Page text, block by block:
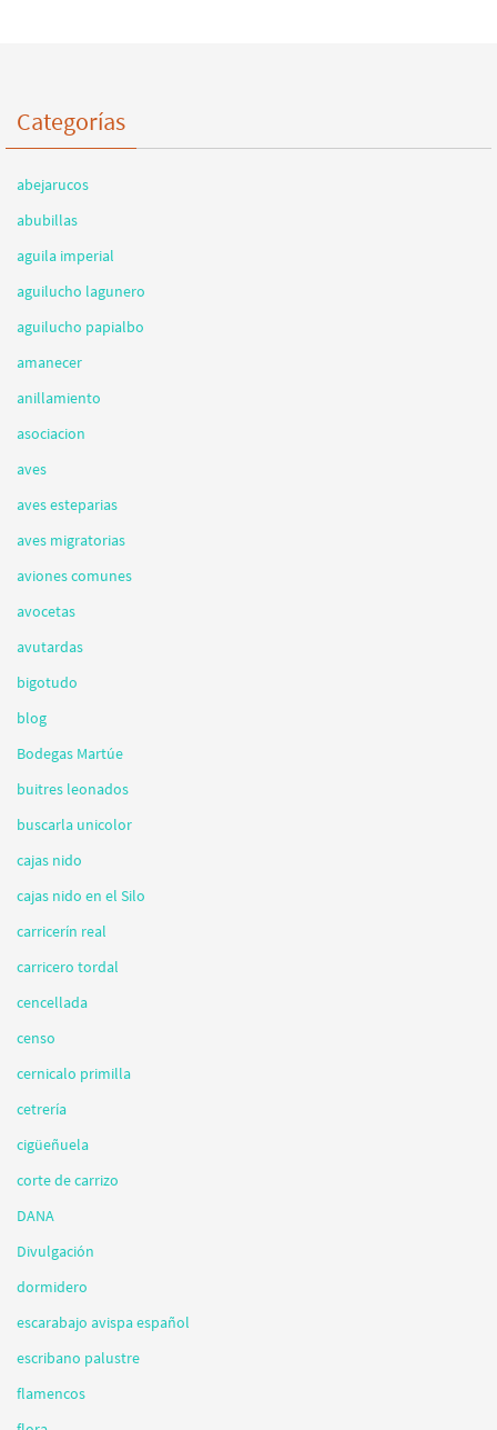
Categorías
abejarucos
abubillas
aguila imperial
aguilucho lagunero
aguilucho papialbo
amanecer
anillamiento
asociacion
aves
aves esteparias
aves migratorias
aviones comunes
avocetas
avutardas
bigotudo
blog
Bodegas Martúe
buitres leonados
buscarla unicolor
cajas nido
cajas nido en el Silo
carricerín real
carricero tordal
cencellada
censo
cernicalo primilla
cetrería
cigüeñuela
corte de carrizo
DANA
Divulgación
dormidero
escarabajo avispa español
escribano palustre
flamencos